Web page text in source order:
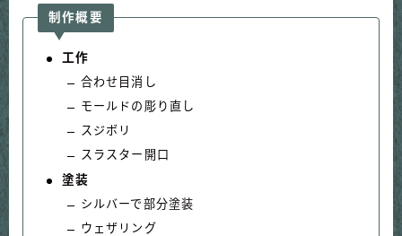
制作概要
工作
合わせ目消し
モールドの彫り直し
スジボリ
スラスター開口
塗装
シルバーで部分塗装
ウェザリング